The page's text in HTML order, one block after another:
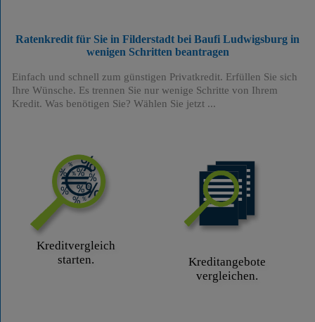
Ratenkredit für Sie in Filderstadt bei Baufi Ludwigsburg in
wenigen Schritten beantragen
Einfach und schnell zum günstigen Privatkredit. Erfüllen Sie sich
Ihre Wünsche. Es trennen Sie nur wenige Schritte von Ihrem
Kredit. Was benötigen Sie? Wählen Sie jetzt ...
Kreditvergleich
starten.
Kreditangebote
vergleichen.